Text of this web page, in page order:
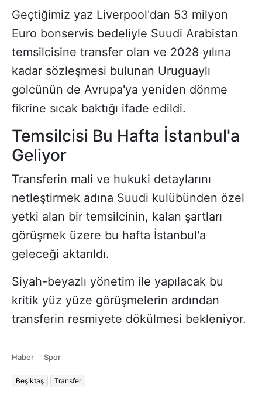
Geçtiğimiz yaz Liverpool'dan 53 milyon
Euro bonservis bedeliyle Suudi Arabistan
temsilcisine transfer olan ve 2028 yılına
kadar sözleşmesi bulunan Uruguaylı
golcünün de Avrupa'ya yeniden dönme
fikrine sıcak baktığı ifade edildi.
Temsilcisi Bu Hafta İstanbul'a
Geliyor
Transferin mali ve hukuki detaylarını
netleştirmek adına Suudi kulübünden özel
yetki alan bir temsilcinin, kalan şartları
görüşmek üzere bu hafta İstanbul'a
geleceği aktarıldı.
Siyah-beyazlı yönetim ile yapılacak bu
kritik yüz yüze görüşmelerin ardından
transferin resmiyete dökülmesi bekleniyor.
Haber Spor
Beşiktaş Transfer